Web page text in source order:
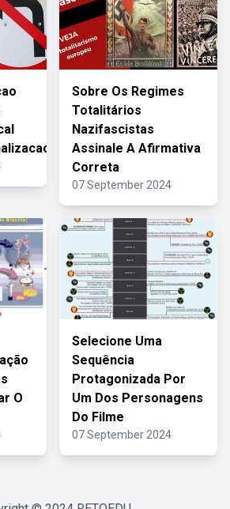
Sobre Os Regimes
Totalitários
Nazifascistas
Assinale A Afirmativa
Correta
07 September 2024
O
Selecione Uma
Sequência
Protagonizada Por
Um Dos Personagens
Do Filme
07 September 2024